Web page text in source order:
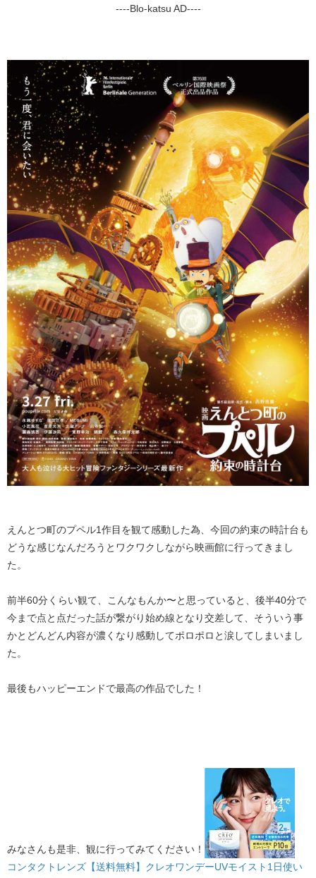
----Blo-katsu AD----
えんとつ町のプペル1作目を観て感動した為、今回の約束の時計台も
どうな感じなんだろうとワクワクしながら映画館に行ってきまし
た。
前半60分くらい観て、こんなもんか〜と思っていると、後半40分で
今まで点と点だった話が繋がり始め線となり交差して、そういう事
かとどんどん内容が濃くなり感動してポロポロと涙してしまいまし
た。
最後もハッピーエンドで最高の作品でした！
みなさんも是非、観に行ってみてください！​
コンタクトレンズ【送料無料】クレオワンデーUVモイスト1日使い